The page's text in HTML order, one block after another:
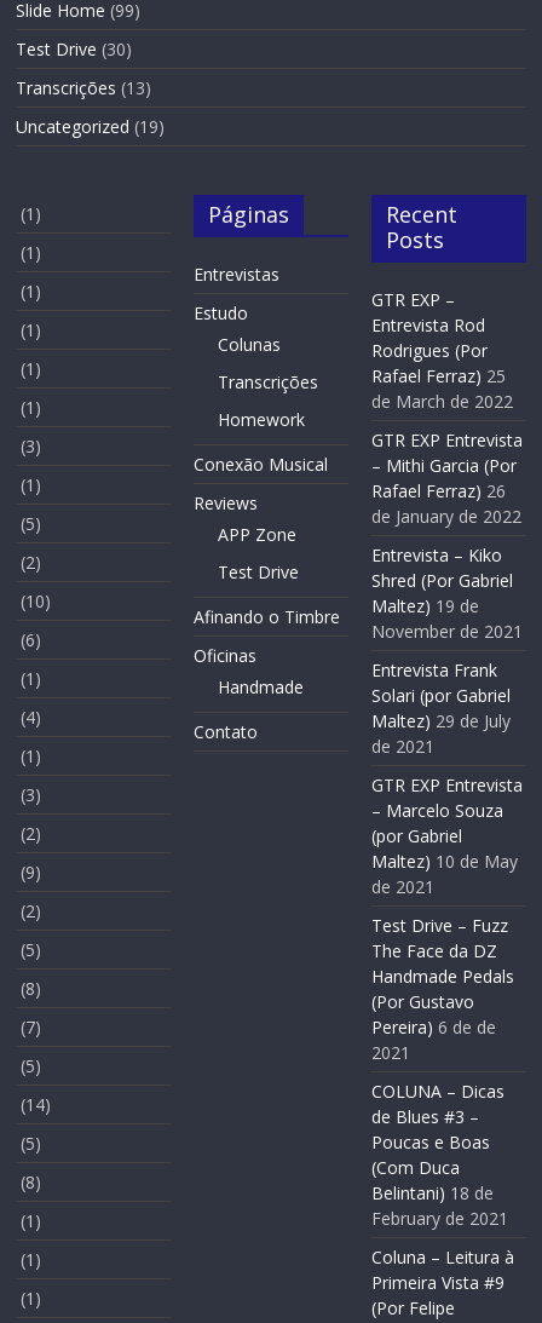
Slide Home (99)
Test Drive (30)
Transcrições (13)
Uncategorized (19)
(1)
(1)
(1)
(1)
(1)
(1)
(3)
(1)
(5)
(2)
(10)
(6)
(1)
(4)
(1)
(3)
(2)
(9)
(2)
(5)
(8)
(7)
(5)
(14)
(5)
(8)
(1)
(1)
(1)
Páginas
Entrevistas
Estudo
Colunas
Transcrições
Homework
Conexão Musical
Reviews
APP Zone
Test Drive
Afinando o Timbre
Oficinas
Handmade
Contato
Recent
Posts
GTR EXP –
Entrevista Rod
Rodrigues (Por
Rafael Ferraz) 25
de March de 2022
GTR EXP Entrevista
– Mithi Garcia (Por
Rafael Ferraz) 26
de January de 2022
Entrevista – Kiko
Shred (Por Gabriel
Maltez) 19 de
November de 2021
Entrevista Frank
Solari (por Gabriel
Maltez) 29 de July
de 2021
GTR EXP Entrevista
– Marcelo Souza
(por Gabriel
Maltez) 10 de May
de 2021
Test Drive – Fuzz
The Face da DZ
Handmade Pedals
(Por Gustavo
Pereira) 6 de de
2021
COLUNA – Dicas
de Blues #3 –
Poucas e Boas
(Com Duca
Belintani) 18 de
February de 2021
Coluna – Leitura à
Primeira Vista #9
(Por Felipe